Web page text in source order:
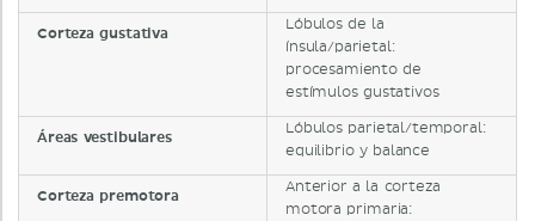
Corteza gustativa
Lóbulos de la
ínsula/parietal:
procesamiento de
estímulos gustativos
Áreas vestibulares
Lóbulos parietal/temporal:
equilibrio y balance
Corteza premotora
Anterior a la corteza
motora primaria: